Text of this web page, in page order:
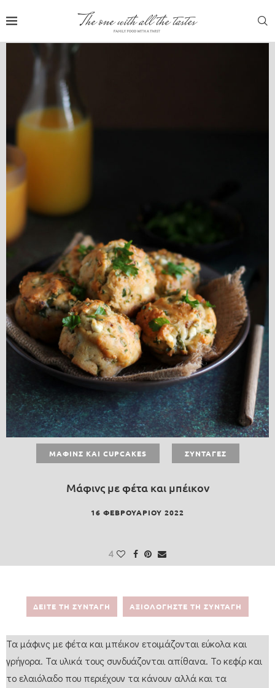
ΜΆΦΙΝΣ ΚΑΙ CUPCAKES ΣΥΝΤΑΓΈΣ
Μάφινς με φέτα και μπέικον
16 ΦΕΒΡΟΥΑΡΊΟΥ 2022
4
ΔΕΙΤΕ ΤΗ ΣΥΝΤΑΓΗ ΑΞΙΟΛΟΓΗΣΤΕ ΤΗ ΣΥΝΤΑΓΗ
Τα μάφινς με φέτα και μπέικον ετοιμάζονται εύκολα και
γρήγορα. Τα υλικά τους συνδυάζονται απίθανα. Το κεφίρ και
το ελαιόλαδο που περιέχουν τα κάνουν αλλά και τα